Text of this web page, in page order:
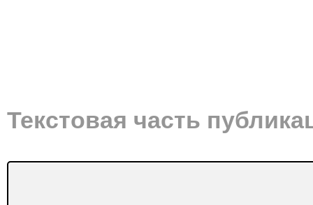
Текстовая часть